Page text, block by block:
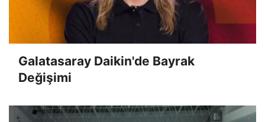
Galatasaray Daikin'de Bayrak
Değişimi